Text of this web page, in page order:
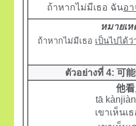
ถ้าหากไม่มีเธอ ฉันอา
หมายเ
ถ้าหากไม่มีเธอ เป็นไปได้ว่
ตัวอย่างที่ 4: 可
他
tā
เขาเห็นเ